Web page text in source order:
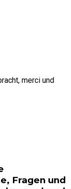
merci und
Fragen und